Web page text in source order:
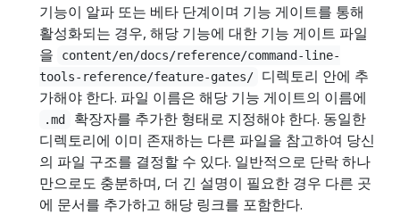
기능이 알파 또는 베타 단계이며 기능 게이트를 통해
활성화되는 경우, 해당 기능에 대한 기능 게이트 파일
을
content/en/docs/reference/command-line-
tools-reference/feature-gates/
디렉토리 안에 추
가해야 한다. 파일 이름은 해당 기능 게이트의 이름에
.md
확장자를 추가한 형태로 지정해야 한다. 동일한
디렉토리에 이미 존재하는 다른 파일을 참고하여 당신
의 파일 구조를 결정할 수 있다. 일반적으로 단락 하나
만으로도 충분하며, 더 긴 설명이 필요한 경우 다른 곳
에 문서를 추가하고 해당 링크를 포함한다.